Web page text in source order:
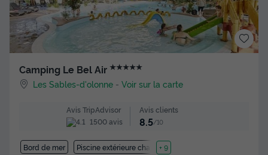
Camping Le Bel Air ★★★★★
Les Sables-d'olonne -Voir sur la carte
Avis TripAdvisor
1500 avis
Avis clients
8.5/10
Bord de mer Piscine extérieure chauffée
+ 9